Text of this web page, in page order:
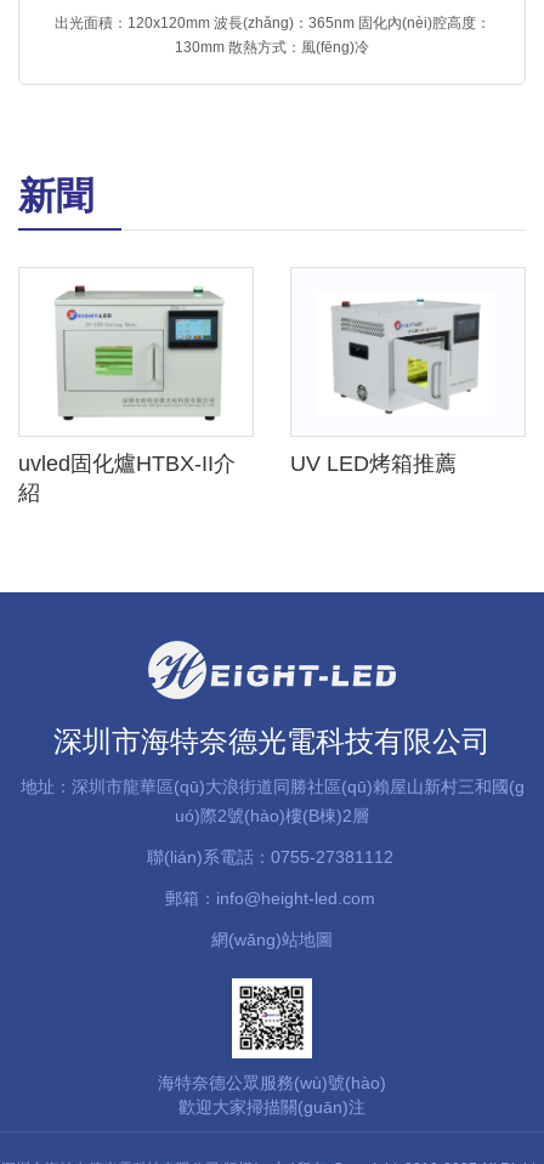
出光面積：120x120mm 波長(zhǎng)：365nm 固化內(nèi)腔高度：
130mm 散熱方式：風(fēng)冷
新聞
uvled固化爐HTBX-II介
紹
UV LED烤箱推薦
深圳市海特奈德光電科技有限公司
地址：深圳市龍華區(qū)大浪街道同勝社區(qū)賴屋山新村三和國(g
uó)際2號(hào)樓(B棟)2層
聯(lián)系電話：0755-27381112
郵箱：info@height-led.com
網(wǎng)站地圖
海特奈德公眾服務(wù)號(hào)
歡迎大家掃描關(guān)注